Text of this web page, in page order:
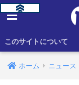
このサイトについて
ホーム ニュース